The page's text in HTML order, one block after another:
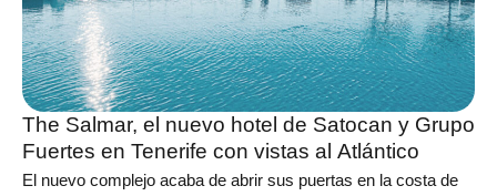
The Salmar, el nuevo hotel de Satocan y Grupo
Fuertes en Tenerife con vistas al Atlántico
El nuevo complejo acaba de abrir sus puertas en la costa de